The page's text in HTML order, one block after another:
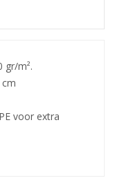
gr/m².
voor extra